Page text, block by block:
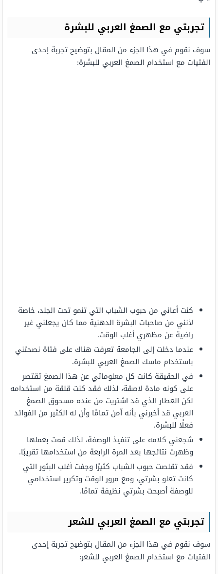
تجربتي مع الصمغ العربي للبشرة
سوف نقوم في هذا الجزء من المقال بتوضيح تجربة إحدى
الفتيات مع استخدام الصمغ العربي للبشرة:
كنت أعاني من حبوب الشباب التي تنمو تحت الجلد، خاصة
لأنني من صاحبات البشرة الدهنية مما كان يجعلني غير
راضية عن مظهري أغلب الوقت.
عندما دخلت إلى الجامعة تعرفت هناك على فتاة نصحتني
باستخدام ماسك الصمغ العربي للبشرة.
في الحقيقة كانت كل معلوماتي عن هذا الصمغ تقتصر
على كونه مادة لاصقة، لذلك فقد كنت قلقة من استخدامه
لكن العطار الذي قد اشتريت من عنده مسحوق الصمغ
العربي قد أخبرني بأنه آمن تمامًا وأن له الكثير من الفوائد
فعلًا للبشرة.
شجعني كلامه على تنفيذ الوصفة، لذلك قمت بعملها
وظهرت نتائجها بعد المرة الرابعة من استخدامها تقريبًا.
فقد تقلصت حبوب الشباب كثيرًا وجفت أغلب البثور التي
كانت تعلو بشرتي، ومع مرور الوقت وتكرير استخدامي
للوصفة أصبحت بشرتي نظيفة تمامًا.
تجربتي مع الصمغ العربي للشعر
سوف نقوم في هذا الجزء من المقال بتوضيح تجربة إحدى
الفتيات مع استخدام الصمغ العربي للشعر: